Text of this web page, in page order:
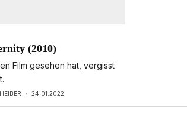
(2010)
Film gesehen hat, vergisst
· 24.01.2022